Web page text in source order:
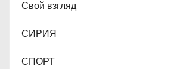
Свой взгляд
СИРИЯ
СПОРТ